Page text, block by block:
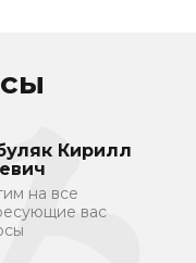
Кирилл
на все
вас